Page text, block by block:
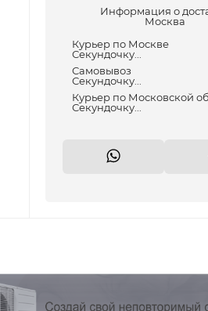
Информация о
Москва
Курьер по Москве
Секундочку...
Самовывоз
Секундочку...
Курьер по Московской
Секундочку...